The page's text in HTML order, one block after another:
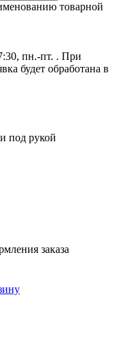
товарной
пн.-пт. . При
будет обработана в
под рукой
заказа